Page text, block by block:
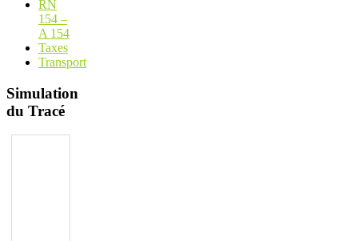
RN
154 –
A 154
Taxes
Transport
Simulation
du Tracé